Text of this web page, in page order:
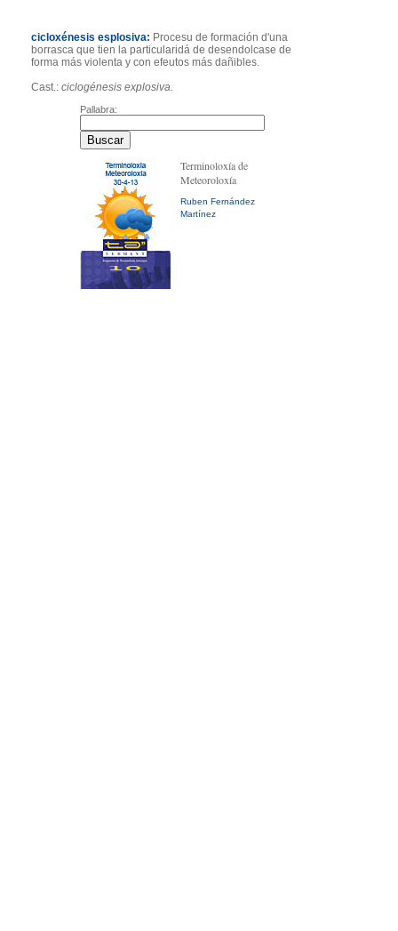
cicloxénesis esplosiva: Procesu de formación d'una
borrasca que tien la particularidá de desendolcase de
forma más violenta y con efeutos más dañibles.
Cast.: ciclogénesis explosiva.
Pallabra:
Terminoloxía de
Meteoroloxía
Ruben Fernández
Martínez